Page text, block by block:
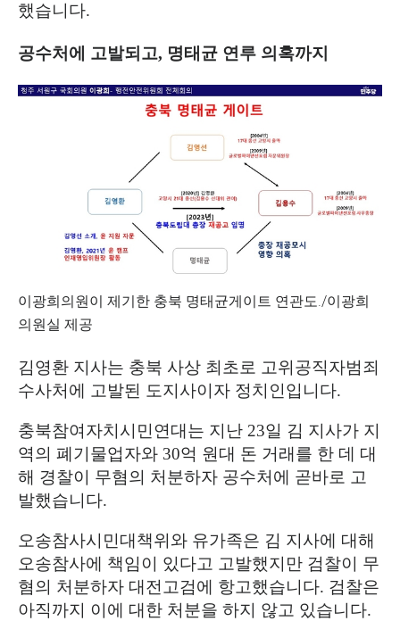
했습니다.
공수처에 고발되고, 명태균 연루 의혹까지
이광희의원이 제기한 충북 명태균게이트 연관도./이광희
의원실 제공
김영환 지사는 충북 사상 최초로 고위공직자범죄
수사처에 고발된 도지사이자 정치인입니다.
충북참여자치시민연대는 지난 23일 김 지사가 지
역의 폐기물업자와 30억 원대 돈 거래를 한 데 대
해 경찰이 무혐의 처분하자 공수처에 곧바로 고
발했습니다.
오송참사시민대책위와 유가족은 김 지사에 대해
오송참사에 책임이 있다고 고발했지만 검찰이 무
혐의 처분하자 대전고검에 항고했습니다. 검찰은
아직까지 이에 대한 처분을 하지 않고 있습니다.